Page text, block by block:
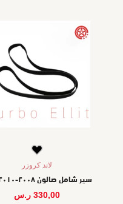
لاند كروزر
سير شامل صالون ٢٠٠٨-٢٠١٠ ديزل
330,00 ر.س